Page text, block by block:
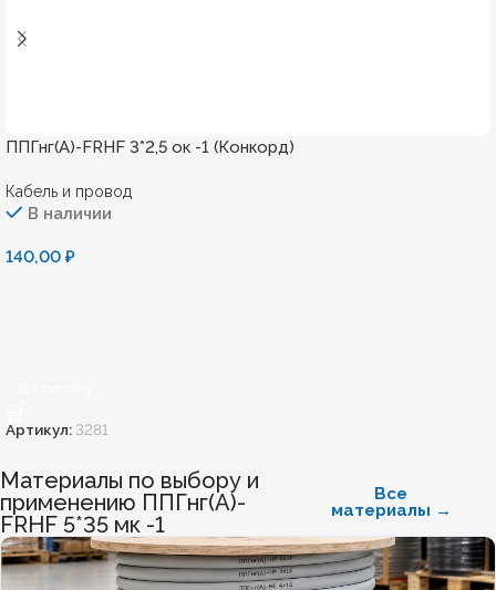
ППГнг(А)-FRHF 3*2,5 ок -1 (Конкорд)
Кабель и провод
В наличии
140,00 ₽
Артикул: 3281
Материалы по выбору и
применению ППГнг(А)-
FRHF 5*35 мк -1
Все
материалы →